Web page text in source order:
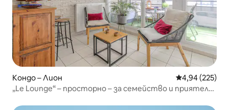
Кондо – Лион Средна
4,94 (225)
„Le Lounge“ – просторно – за семейство и приятели